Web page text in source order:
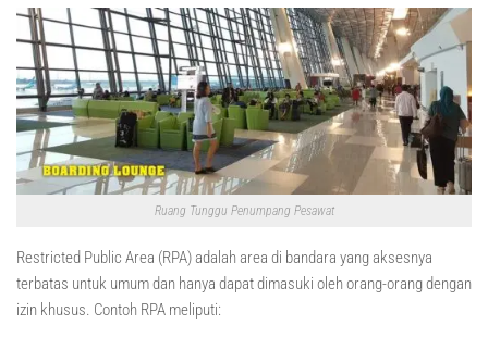
Ruang Tunggu Penumpang Pesawat
Restricted Public Area (RPA) adalah area di bandara yang aksesnya
terbatas untuk umum dan hanya dapat dimasuki oleh orang-orang dengan
izin khusus. Contoh RPA meliputi: